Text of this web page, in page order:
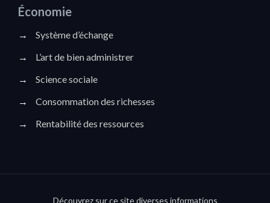
Économie
→
Système d’échange
→
L’art de bien administrer
→
Science sociale
→
Consommation des richesses
→
Rentabilité des ressources
Découvrez sur ce site diverses informations